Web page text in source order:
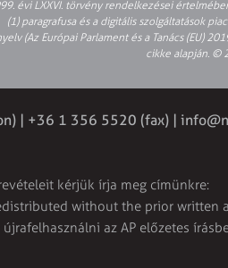
évi LXXVI. törvény rendelkezései
(1) paragrafusa és a digitális szolgáltatások
(Az Európai Parlament és a Tanács (EU)
cikke alapján. ©
| +36 1 356 5520 (fax) |
kérjük írja meg címünkre:
without the prior written
az AP előzetes